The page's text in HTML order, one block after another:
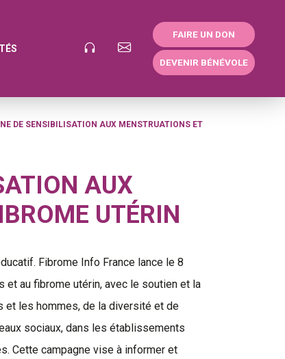
FAIRE UN DON
DEVENIR BÉNÉVOLE
DE SENSIBILISATION AUX MENSTRUATIONS ET
AUX
UTÉRIN
Fibrome Info France lance le 8
et au fibrome utérin, avec le soutien et la
et les hommes, de la diversité et de
sociaux, dans les établissements
Cette campagne vise à informer et